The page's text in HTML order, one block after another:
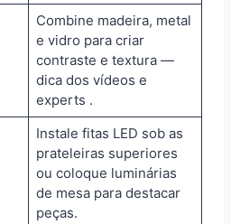
Combine madeira, metal
e vidro para criar
contraste e textura —
dica dos vídeos e
experts .
Instale fitas LED sob as
prateleiras superiores
ou coloque luminárias
de mesa para destacar
peças.